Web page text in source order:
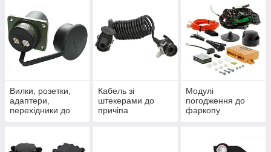
ADR 24V)
Вилки, розетки,
адаптери,
перехідники до
Кабель зі
штекерами до
причіпа
Модулі
погодження до
фаркопу